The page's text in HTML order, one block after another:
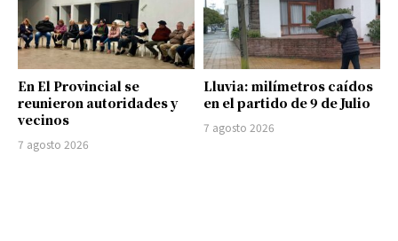
En El Provincial se
reunieron autoridades y
vecinos
7 agosto 2026
Lluvia: milímetros caídos
en el partido de 9 de Julio
7 agosto 2026